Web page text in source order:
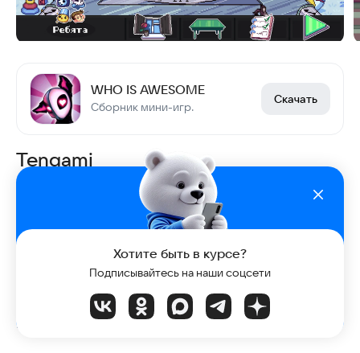
WHO IS AWESOME
Сборник мини-игр.
Скачать
Tengami
Медитативное приключение в жанре Point-
and-Click, которое выделяется на фоне
конкурентов своим визуальным стилем. Если
вкратце: это ожившая японская книга-
раскладушка — игра погружает в мир древней
Японии, созданный из виртуальной бумаги.
Купить
Tengami в RuStore.
Хотите быть в курсе?
Подписывайтесь на наши соцсети